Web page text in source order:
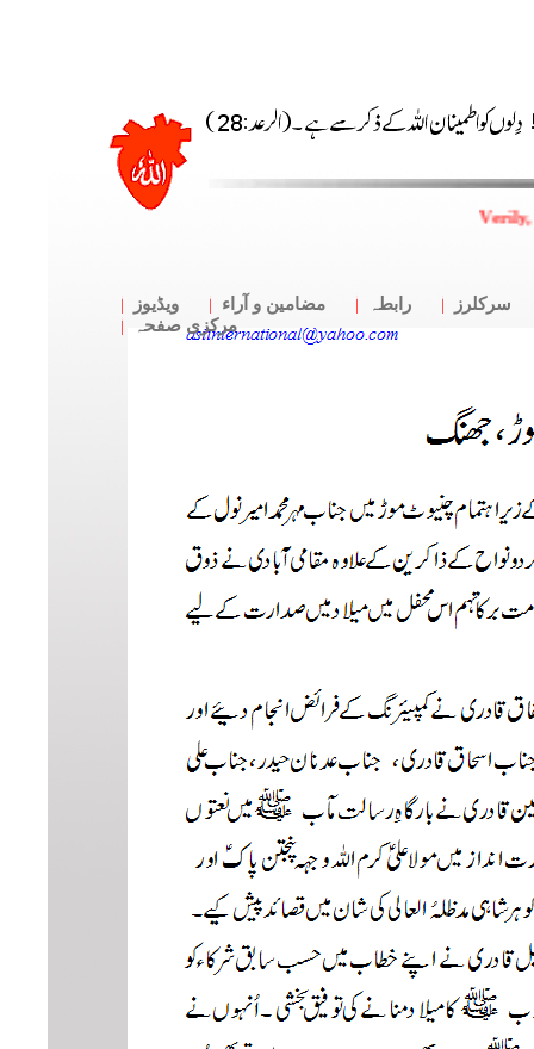
سرکلرز رابطہ مضامین و آراء
ویڈیوز
مرکزی صفحہ